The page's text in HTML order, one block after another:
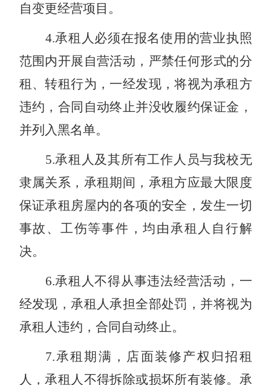
自变更经营项目。
4.承租人必须在报名使用的营业执照
范围内开展自营活动，严禁任何形式的分
租、转租行为，一经发现，将视为承租方
违约，合同自动终止并没收履约保证金，
并列入黑名单。
5.承租人及其所有工作人员与我校无
隶属关系，承租期间，承租方应最大限度
保证承租房屋内的各项的安全，发生一切
事故、工伤等事件，均由承租人自行解
决。
6.承租人不得从事违法经营活动，一
经发现，承租人承担全部处罚，并将视为
承租人违约，合同自动终止。
7.承租期满，店面装修产权归招租
人，承租人不得拆除或损坏所有装修。承